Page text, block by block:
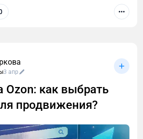
3 апр
Ozon: как выбрать
продвижения?